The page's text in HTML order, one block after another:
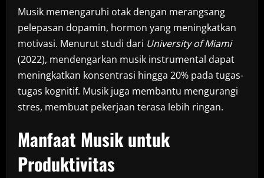
Musik memengaruhi otak dengan merangsang
pelepasan dopamin, hormon yang meningkatkan
motivasi. Menurut studi dari University of Miami
(2022), mendengarkan musik instrumental dapat
meningkatkan konsentrasi hingga 20% pada tugas-
tugas kognitif. Musik juga membantu mengurangi
stres, membuat pekerjaan terasa lebih ringan.
Manfaat Musik untuk
Produktivitas